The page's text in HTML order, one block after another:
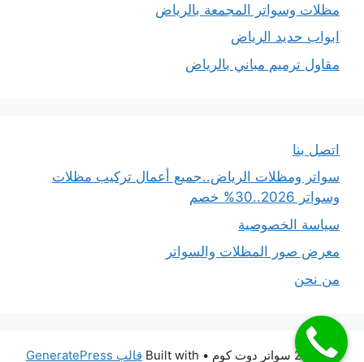
مظلات وسواتر المجمعة بالرياض
ابواب حديد الرياض
مقاول ترميم مباني بالرياض
اتصل بنا
سواتر ومظلات الرياض..جميع أعمال تركيب مظلات
وسواتر 2026..30% خصم
سياسة الخصوصية
معرض صور المظلات والسواتر
من نحن
© 2026 سواتر دوت كوم • Built with قالب GeneratePress